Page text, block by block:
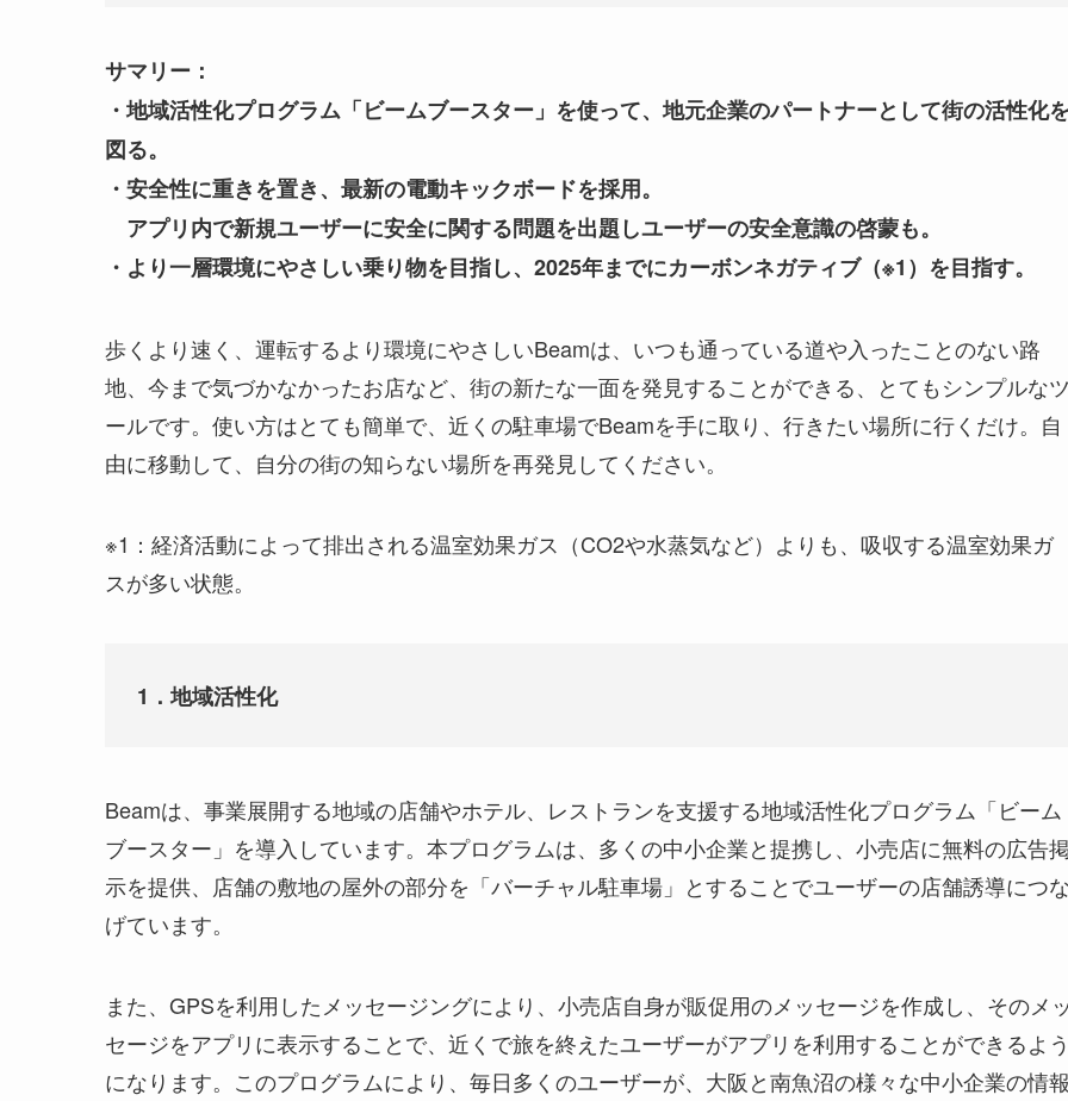
サマリー：
・地域活性化プログラム「ビームブースター」を使って、地元企業のパートナーとして街の活性化
図る。
・安全性に重きを置き、最新の電動キックボードを採用。
アプリ内で新規ユーザーに安全に関する問題を出題しユーザーの安全意識の啓蒙も。
・より一層環境にやさしい乗り物を目指し、2025年までにカーボンネガティブ（※1）を目指す。
歩くより速く、運転するより環境にやさしいBeamは、いつも通っている道や入ったことのない路
地、今まで気づかなかったお店など、街の新たな一面を発見することができる、とてもシンプルな
ールです。使い方はとても簡単で、近くの駐車場でBeamを手に取り、行きたい場所に行くだけ。自
由に移動して、自分の街の知らない場所を再発見してください。
※1：経済活動によって排出される温室効果ガス（CO2や水蒸気など）よりも、吸収する温室効果ガ
スが多い状態。
1．地域活性化
Beamは、事業展開する地域の店舗やホテル、レストランを支援する地域活性化プログラム「ビーム
ブースター」を導入しています。本プログラムは、多くの中小企業と提携し、小売店に無料の広告
示を提供、店舗の敷地の屋外の部分を「バーチャル駐車場」とすることでユーザーの店舗誘導につ
げています。
また、GPSを利用したメッセージングにより、小売店自身が販促用のメッセージを作成し、そのメ
セージをアプリに表示することで、近くで旅を終えたユーザーがアプリを利用することができるよ
になります。このプログラムにより、毎日多くのユーザーが、大阪と南魚沼の様々な中小企業の情